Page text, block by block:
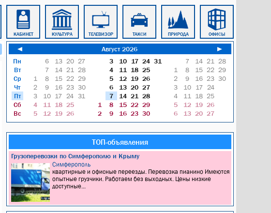
КАБИНЕТ КУЛЬТУРА ТЕЛЕВИЗОР ТАКСИ ПРИРОДА ОФИСЫ
◄ Август 2026
►
Пн
Вт
Ср
Чт
Пт
Сб
Вс
6 13 20 27
7
14 21
28
1
8 15 22 29
2
9 16 23 30
3
10 17 24 31
4
11 18 25
5
12 19 26
3 10 17 24 31
4
11 18 25
5
12 19 26
6
13 20 27
7
14 21
28
1
8 15 22 29
2
9 16 23 30
7 14 21
28
1
8 15 22 29
2
9 16 23 30
3
10 17
24
4
11 18 25
5
12 19 26
6
13 20 27
ТОП-объявления
Грузоперевозки по Симферополю и Крыму
Симферополь
квартирные и офисные переезды. Перевозка пианино Имеются
опытные грузчики. Работаем без выходных. Цены низкие
доступные...